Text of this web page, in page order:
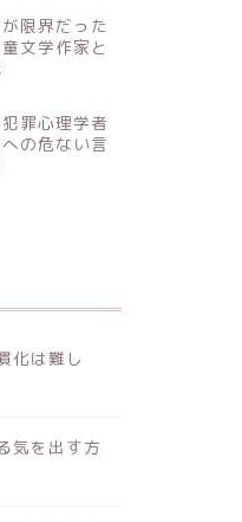
限界だった
文学作家と
罪心理学者
の危ない言
化は難し
気を出す方